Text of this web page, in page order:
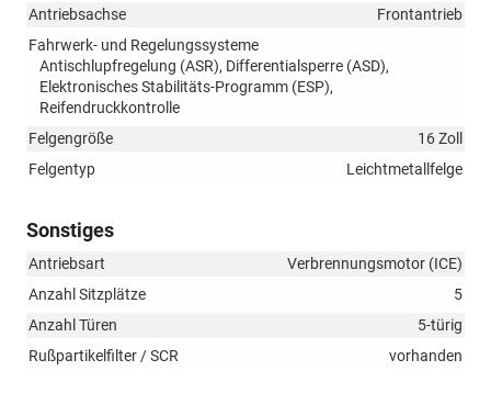
Antriebsachse
Frontantrieb
Fahrwerk- und Regelungssysteme
Antischlupfregelung (ASR), Differentialsperre (ASD),
Elektronisches Stabilitäts-Programm (ESP),
Reifendruckkontrolle
Felgengröße
16 Zoll
Felgentyp
Leichtmetallfelge
Sonstiges
Antriebsart
Verbrennungsmotor (ICE)
Anzahl Sitzplätze
5
Anzahl Türen
5-türig
Rußpartikelfilter / SCR
vorhanden